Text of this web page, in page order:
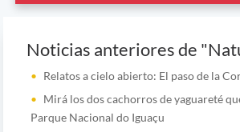
Noticias anteriores de
Relatos a cielo abierto: El paso de la
Mirá los dos cachorros de yaguareté
Parque Nacional do Iguaçu